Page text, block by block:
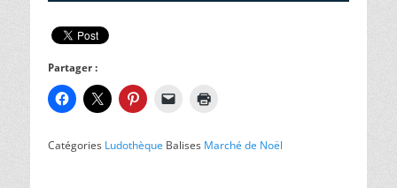
Partager :
Catégories Ludothèque Balises Marché de Noël